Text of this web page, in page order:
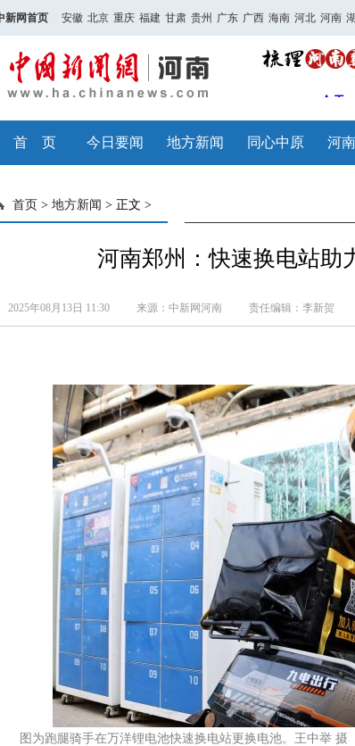
新网首页 安徽 北京 重庆 福建 甘肃 贵州 广东 广西 海南 河北 河南
首 页 今日要闻 地方新闻 同心中原 河
首页 > 地方新闻 > 正文 >
河南郑州：快速换电站助
2025年08月13日 11:30 来源：中新网河南 责任编辑：李新贺
图为跑腿骑手在万洋锂电池快速换电站更换电池。王中举 摄